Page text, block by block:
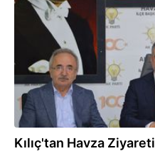
Kılıç'tan Havza Ziyareti